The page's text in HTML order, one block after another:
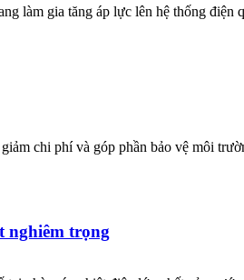
làm gia tăng áp lực lên hệ thống điện
chi phí và góp phần bảo vệ môi
nghiêm trọng